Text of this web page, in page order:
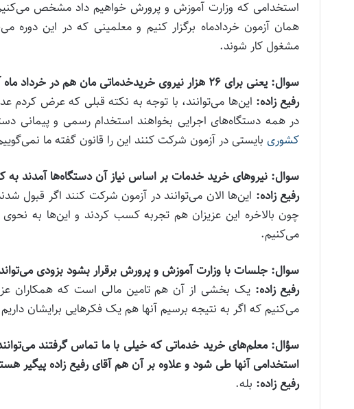
استخدامی که وزارت آموزش و پرورش خواهیم داد مشخص
همان آزمون خردادماه برگزار کنیم و معلمینی که در این دوره
مشغول کار شوند.
سوال: یعنی برای ۲۶ هزار نیروی خریدخدماتی مان هم در خرداد ماه آزمونی برگزار می‌شود؟
رفیع زاده: این‌ها می‌توانند، با توجه به نکته قبلی که عرض کردم
در همه دستگاه‌های اجرایی بخواهند استخدام رسمی و پیمانی
کشوری بایستی در آزمون شرکت کنند این را قانون گفته ما
سوال: نیرو‌های خرید خدمات بر اساس نیاز آن دستگاه‌ها آمدند به
رفیع زاده: این‌ها الان می‌توانند در آزمون شرکت کنند اگر
چون بالاخره این عزیزان هم تجربه کسب کردند و این‌ها به نحوی
می‌کنیم.
سوال: جلسات با وزارت آموزش و پرورش برقرار بشود بزودی
رفیع زاده:یک بخشی از آن هم تامین مالی است که همکاران
می‌کنیم که اگر به نتیجه برسیم آنها هم یک فکر‌هایی برایشان
سؤال: معلم‌های خرید خدماتی که خیلی با ما تماس گرفتند
استخدامی آنها طی شود و علاوه بر آن هم آقای رفیع زاده پیگیر
رفیع زاده: بله.